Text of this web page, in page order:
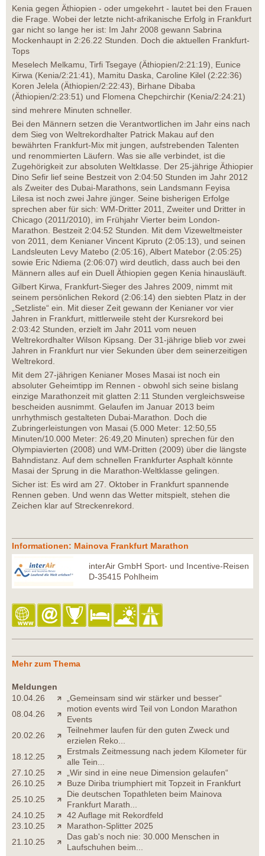
Kenia gegen Äthiopien - oder umgekehrt - lautet bei den Frauen
die Frage. Wobei der letzte nicht-afrikanische Erfolg in Frankfurt
gar nicht so lange her ist: Im Jahr 2008 gewann Sabrina
Mockenhaupt in 2:26.22 Stunden. Doch die aktuellen Frankfurt-
Tops
Meselech Melkamu, Tirfi Tsegaye (Äthiopien/2:21:19), Eunice
Kirwa (Kenia/2:21:41), Mamitu Daska, Caroline Kilel (2:22:36)
Koren Jelela (Äthiopien/2:22:43), Birhane Dibaba
(Äthiopien/2:23:51) und Flomena Chepchirchir (Kenia/2:24:21)
sind mehrere Minuten schneller.
Bei den Männern setzen die Verantwortlichen im Jahr eins nach
dem Sieg von Weltrekordhalter Patrick Makau auf den
bewährten Frankfurt-Mix mit jungen, aufstrebenden Talenten
und renommierten Läufern. Was sie alle verbindet, ist die
Zugehörigkeit zur absoluten Weltklasse. Der 25-jährige Äthiopier
Dino Sefir lief seine Bestzeit von 2:04:50 Stunden im Jahr 2012
als Zweiter des Dubai-Marathons, sein Landsmann Feyisa
Lilesa ist noch zwei Jahre jünger. Seine bisherigen Erfolge
sprechen aber für sich: WM-Dritter 2011, Zweiter und Dritter in
Chicago (2011/2010), im Frühjahr Vierter beim London-
Marathon. Bestzeit 2:04:52 Stunden. Mit dem Vizeweltmeister
von 2011, dem Kenianer Vincent Kipruto (2:05:13), und seinen
Landsleuten Levy Matebo (2:05:16), Albert Matebor (2:05:25)
sowie Eric Ndiema (2:06:07) wird deutlich, dass auch bei den
Männern alles auf ein Duell Äthiopien gegen Kenia hinausläuft.
Gilbert Kirwa, Frankfurt-Sieger des Jahres 2009, nimmt mit
seinem persönlichen Rekord (2:06:14) den siebten Platz in der
„Setzliste“ ein. Mit dieser Zeit gewann der Kenianer vor vier
Jahren in Frankfurt, mittlerweile steht der Kursrekord bei
2:03:42 Stunden, erzielt im Jahr 2011 vom neuen
Weltrekordhalter Wilson Kipsang. Der 31-jährige blieb vor zwei
Jahren in Frankfurt nur vier Sekunden über dem seinerzeitigen
Weltrekord.
Mit dem 27-jährigen Kenianer Moses Masai ist noch ein
absoluter Geheimtipp im Rennen - obwohl sich seine bislang
einzige Marathonzeit mit glatten 2:11 Stunden vergleichsweise
bescheiden ausnimmt. Gelaufen im Januar 2013 beim
unrhythmisch gestalteten Dubai-Marathon. Doch die
Zubringerleistungen von Masai (5.000 Meter: 12:50,55
Minuten/10.000 Meter: 26:49,20 Minuten) sprechen für den
Olympiavierten (2008) und WM-Dritten (2009) über die längste
Bahndistanz. Auf dem schnellen Frankfurter Asphalt könnte
Masai der Sprung in die Marathon-Weltklasse gelingen.
Sicher ist: Es wird am 27. Oktober in Frankfurt spannende
Rennen geben. Und wenn das Wetter mitspielt, stehen die
Zeichen klar auf Streckenrekord.
Informationen: Mainova Frankfurt Marathon
interAir GmbH Sport- und Incentive-Reisen
D-35415 Pohlheim
Mehr zum Thema
Meldungen
10.04.26
„Gemeinsam sind wir stärker und besser“
08.04.26
motion events wird Teil von London Marathon
Events
20.02.26
Teilnehmer laufen für den guten Zweck und
erzielen Reko...
18.12.25
Erstmals Zeitmessung nach jedem Kilometer für
alle Tein...
27.10.25
„Wir sind in eine neue Dimension gelaufen“
26.10.25
Buze Diriba triumphiert mit Topzeit in Frankfurt
25.10.25
Die deutschen Topathleten beim Mainova
Frankfurt Marath...
24.10.25
42 Auflage mit Rekordfeld
23.10.25
Marathon-Splitter 2025
21.10.25
Das gab's noch nie: 30.000 Menschen in
Laufschuhen beim...